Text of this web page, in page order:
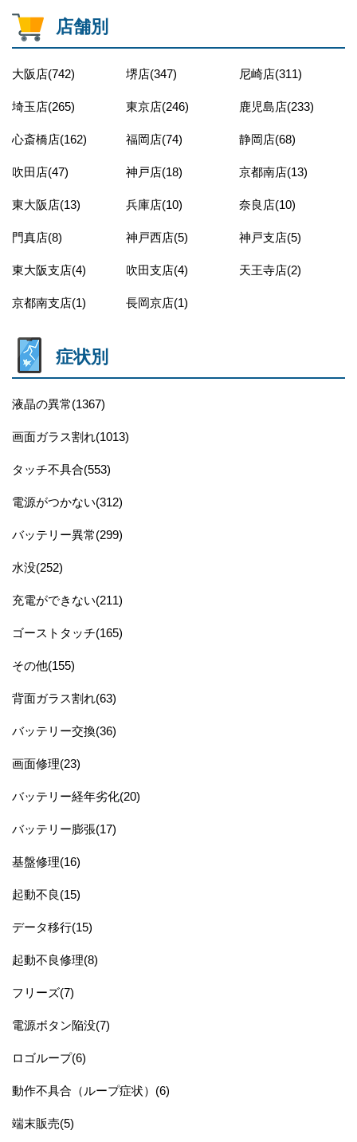
店舗別
大阪店(742) 堺店(347) 尼崎店(311)
埼玉店(265) 東京店(246) 鹿児島店(233)
心斎橋店(162) 福岡店(74) 静岡店(68)
吹田店(47) 神戸店(18) 京都南店(13)
東大阪店(13) 兵庫店(10) 奈良店(10)
門真店(8) 神戸西店(5) 神戸支店(5)
東大阪支店(4) 吹田支店(4) 天王寺店(2)
京都南支店(1) 長岡京店(1)
症状別
液晶の異常(1367)
画面ガラス割れ(1013)
タッチ不具合(553)
電源がつかない(312)
バッテリー異常(299)
水没(252)
充電ができない(211)
ゴーストタッチ(165)
その他(155)
背面ガラス割れ(63)
バッテリー交換(36)
画面修理(23)
バッテリー経年劣化(20)
バッテリー膨張(17)
基盤修理(16)
起動不良(15)
データ移行(15)
起動不良修理(8)
フリーズ(7)
電源ボタン陥没(7)
ロゴループ(6)
動作不具合（ループ症状）(6)
端末販売(5)